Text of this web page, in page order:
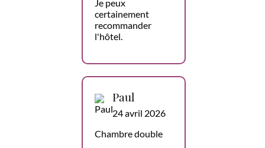
Je peux
certainement
recommander
l'hôtel.
Paul
24 avril 2026
Chambre double